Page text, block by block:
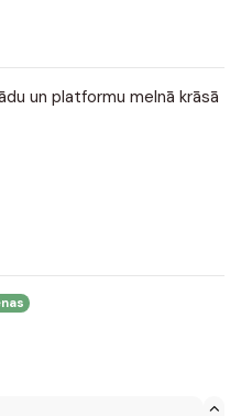
un platformu melnā krāsā